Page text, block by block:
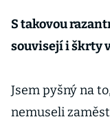
S takovou
souvisejí i škrty
Jsem pyšný na
nemuseli